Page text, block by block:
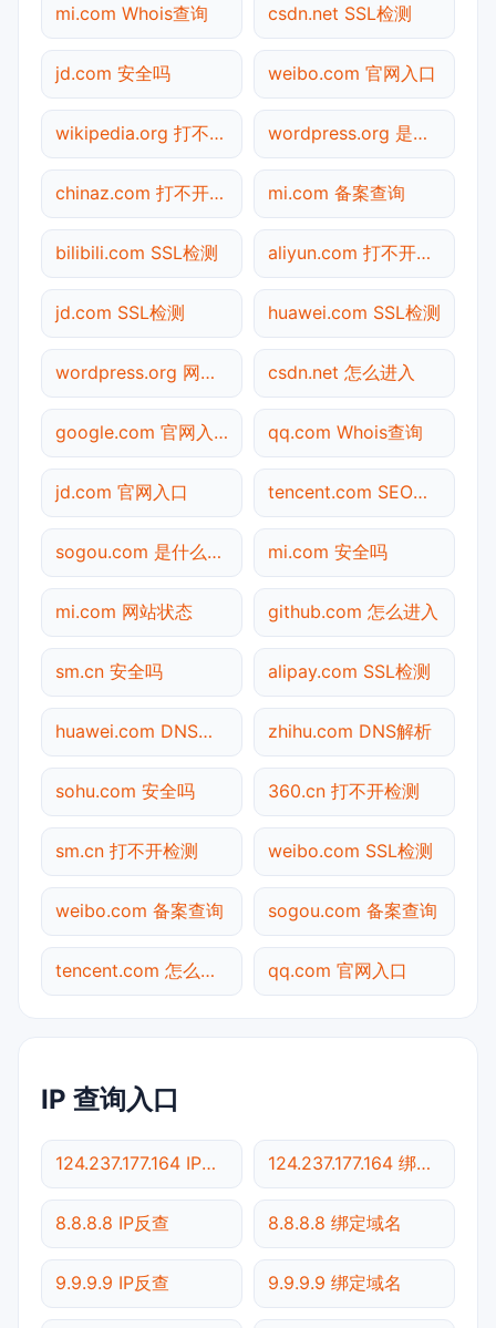
mi.com Whois查询 csdn.net SSL检测
jd.com 安全吗 weibo.com 官网入口
wikipedia.org 打不开检测 wordpress.org 是什么网站
chinaz.com 打不开检测 mi.com 备案查询
bilibili.com SSL检测 aliyun.com 打不开检测
jd.com SSL检测 huawei.com SSL检测
wordpress.org 网站状态 csdn.net 怎么进入
google.com 官网入口 qq.com Whois查询
jd.com 官网入口 tencent.com SEO体检
sogou.com 是什么网站 mi.com 安全吗
mi.com 网站状态 github.com 怎么进入
sm.cn 安全吗 alipay.com SSL检测
huawei.com DNS解析 zhihu.com DNS解析
sohu.com 安全吗 360.cn 打不开检测
sm.cn 打不开检测 weibo.com SSL检测
weibo.com 备案查询 sogou.com 备案查询
tencent.com 怎么进入 qq.com 官网入口
IP 查询入口
124.237.177.164 IP反查 124.237.177.164 绑定域名
8.8.8.8 IP反查 8.8.8.8 绑定域名
9.9.9.9 IP反查 9.9.9.9 绑定域名